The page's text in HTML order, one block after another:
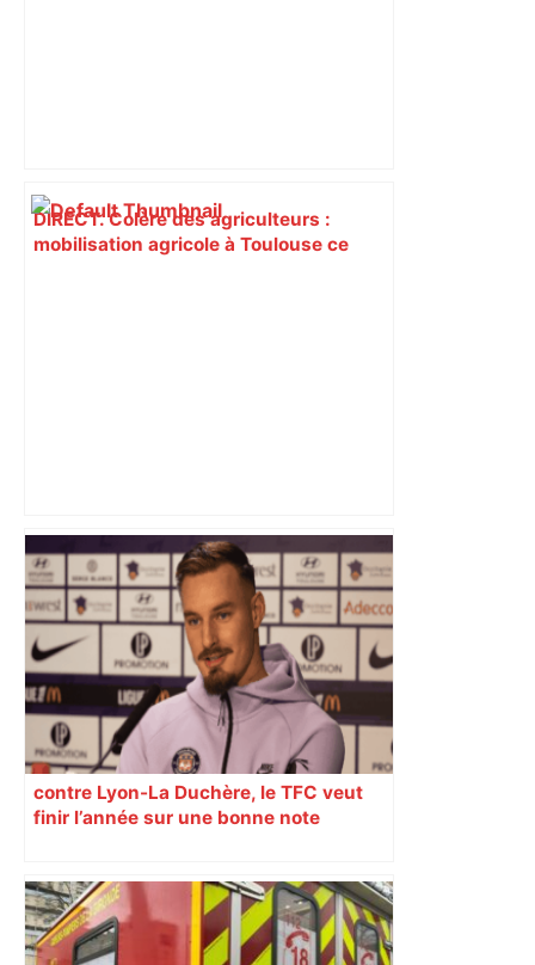
DIRECT. Colère des agriculteurs :
mobilisation agricole à Toulouse ce
les agriculteurs manifestent malgré les
interdictions
contre Lyon-La Duchère, le TFC veut
finir l’année sur une bonne note